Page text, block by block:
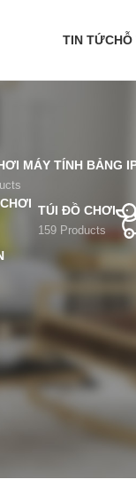
TIN TỨCHỖ
MÁY TÍNH BẢNG
TÚI ĐỒ CHƠI
159 Products